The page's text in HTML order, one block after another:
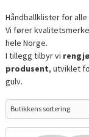
Håndballklister for
Vi fører
hele Norge.
I tillegg tilbyr vi
produsent, utviklet
gulv.